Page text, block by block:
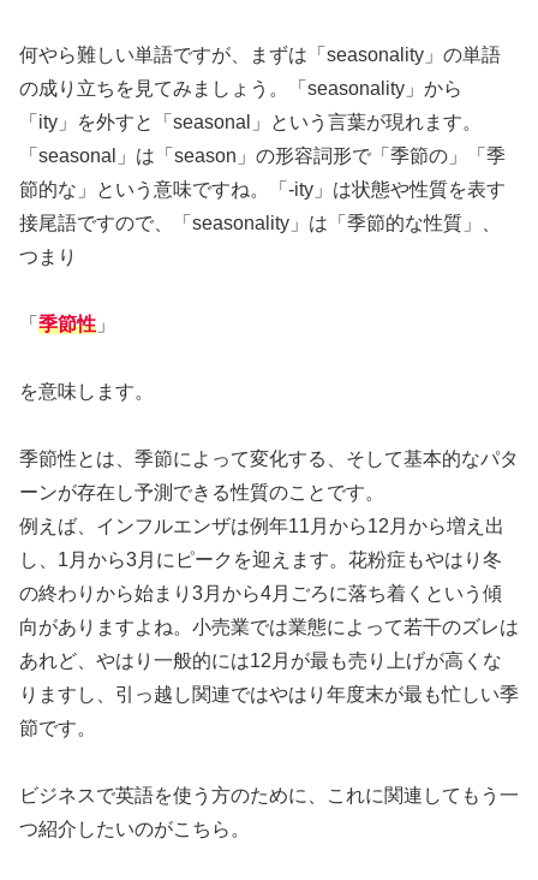
何やら難しい単語ですが、まずは「seasonality」の単語
の成り立ちを見てみましょう。「seasonality」から
「ity」を外すと「seasonal」という言葉が現れます。
「seasonal」は「season」の形容詞形で「季節の」「季
節的な」という意味ですね。「-ity」は状態や性質を表す
接尾語ですので、「seasonality」は「季節的な性質」、
つまり
「 季節性 」
を意味します。
季節性とは、季節によって変化する、そして基本的なパタ
ーンが存在し予測できる性質のことです。
例えば、インフルエンザは例年11月から12月から増え出
し、1月から3月にピークを迎えます。花粉症もやはり冬
の終わりから始まり3月から4月ごろに落ち着くという傾
向がありますよね。小売業では業態によって若干のズレは
あれど、やはり一般的には12月が最も売り上げが高くな
りますし、引っ越し関連ではやはり年度末が最も忙しい季
節です。
ビジネスで英語を使う方のために、これに関連してもう一
つ紹介したいのがこちら。